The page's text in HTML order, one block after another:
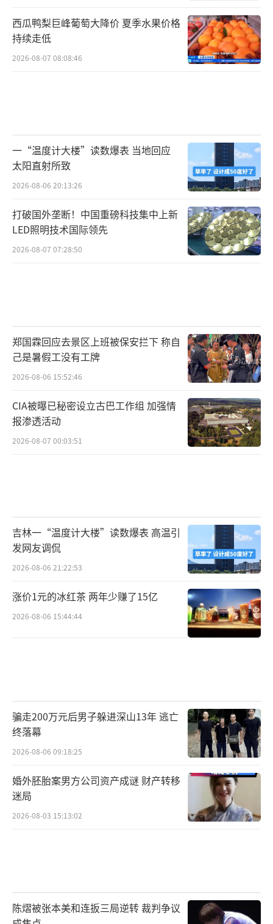
西瓜鸭梨巨峰葡萄大降价 夏季水果价格
持续走低
2026-08-07 08:08:46
一“温度计大楼”读数爆表 当地回应
太阳直射所致
2026-08-06 20:13:26
打破国外垄断！中国重磅科技集中上新
LED照明技术国际领先
2026-08-07 07:28:50
郑国霖回应去景区上班被保安拦下 称自
己是暑假工没有工牌
2026-08-06 15:52:46
CIA被曝已秘密设立古巴工作组 加强情
报渗透活动
2026-08-07 00:03:51
吉林一“温度计大楼”读数爆表 高温引
发网友调侃
2026-08-06 21:22:53
涨价1元的冰红茶 两年少赚了15亿
2026-08-06 15:44:44
骗走200万元后男子躲进深山13年 逃亡
终落幕
2026-08-06 09:18:25
婚外胚胎案男方公司资产成谜 财产转移
迷局
2026-08-03 15:13:02
陈熠被张本美和连扳三局逆转 裁判争议